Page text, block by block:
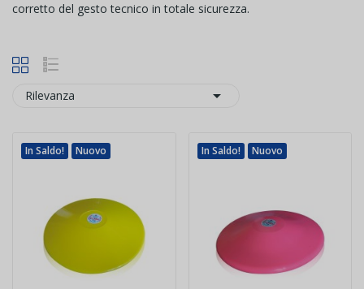
corretto del gesto tecnico in totale sicurezza.
Rilevanza 
In Saldo! Nuovo In Saldo! Nuovo